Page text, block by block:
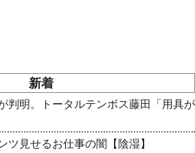
新着
判明。トータルテンボス藤田「用具が
ツ見せるお仕事の闇【陰湿】